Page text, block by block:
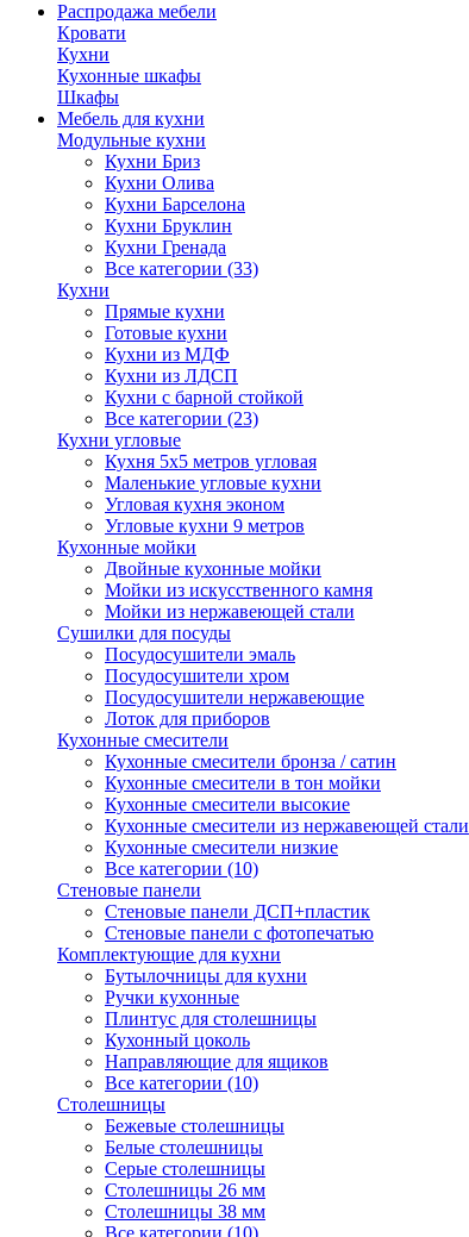
Распродажа мебели
Кровати
Кухни
Кухонные шкафы
Шкафы
Мебель для кухни
Модульные кухни
Кухни Бриз
Кухни Олива
Кухни Барселона
Кухни Бруклин
Кухни Гренада
Все категории (33)
Кухни
Прямые кухни
Готовые кухни
Кухни из МДФ
Кухни из ЛДСП
Кухни с барной стойкой
Все категории (23)
Кухни угловые
Кухня 5х5 метров угловая
Маленькие угловые кухни
Угловая кухня эконом
Угловые кухни 9 метров
Кухонные мойки
Двойные кухонные мойки
Мойки из искусственного камня
Мойки из нержавеющей стали
Сушилки для посуды
Посудосушители эмаль
Посудосушители хром
Посудосушители нержавеющие
Лоток для приборов
Кухонные смесители
Кухонные смесители бронза / сатин
Кухонные смесители в тон мойки
Кухонные смесители высокие
Кухонные смесители из нержавеющей стали
Кухонные смесители низкие
Все категории (10)
Стеновые панели
Стеновые панели ДСП+пластик
Стеновые панели с фотопечатью
Комплектующие для кухни
Бутылочницы для кухни
Ручки кухонные
Плинтус для столешницы
Кухонный цоколь
Направляющие для ящиков
Все категории (10)
Столешницы
Бежевые столешницы
Белые столешницы
Серые столешницы
Столешницы 26 мм
Столешницы 38 мм
Все категории (10)